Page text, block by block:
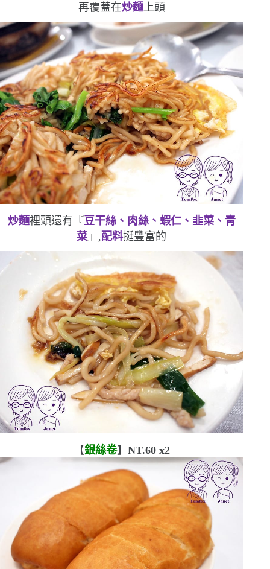
再覆蓋在炒麵上頭
炒麵裡頭還有『 豆干絲、肉絲、蝦仁、韭菜、靑
菜』,配料挺豐富的
【銀絲卷】 NT.60 x2